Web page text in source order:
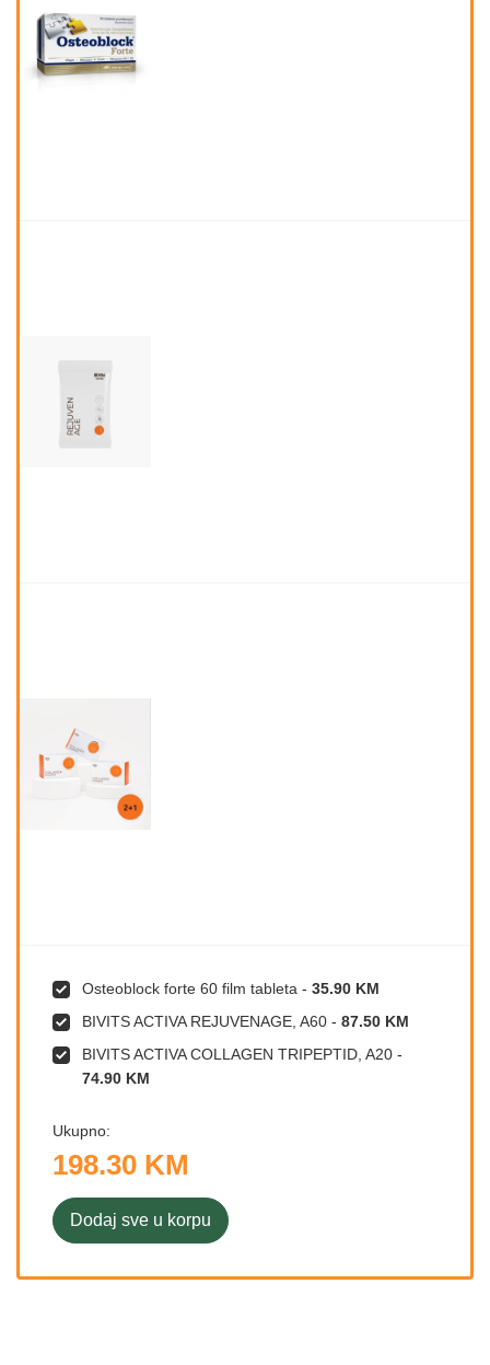
Osteoblock forte 60 film tableta - 35.90 KM
BIVITS ACTIVA REJUVENAGE, A60 - 87.50 KM
BIVITS ACTIVA COLLAGEN TRIPEPTID, A20 -
74.90 KM
Ukupno:
198.30 KM
Dodaj sve u korpu